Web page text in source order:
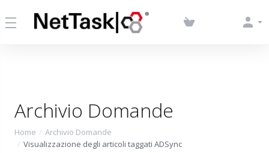
Archivio Domande
Home
Archivio Domande
Visualizzazione degli articoli taggati ADSync